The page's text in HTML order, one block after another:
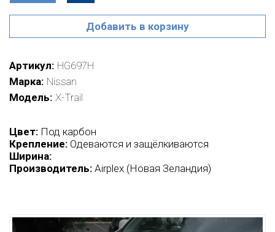
Добавить в корзину
Артикул HG697H
Марка Nissan
Модель X-Trail
Цвет: Под карбон
Крепление: Одеваются и защёлкиваются
Ширина:
Производитель: Airplex (Новая Зеландия)